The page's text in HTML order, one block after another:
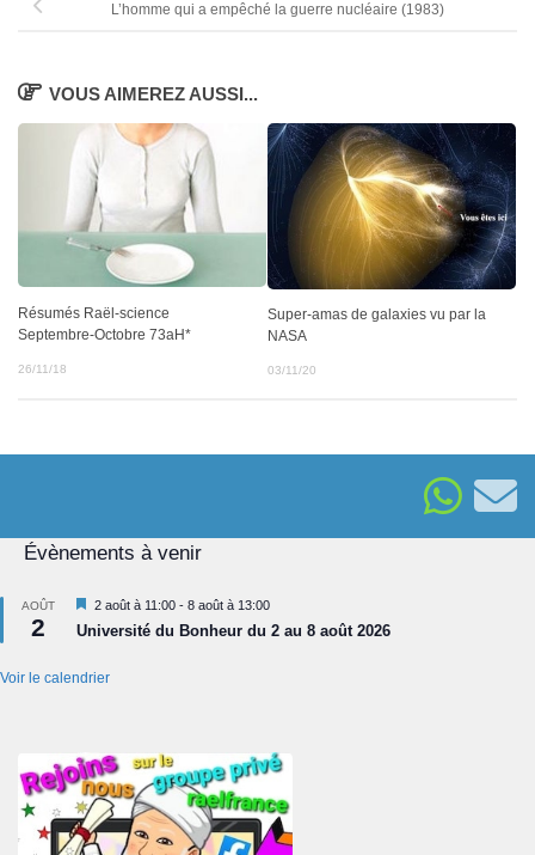
L’homme qui a empêché la guerre nucléaire (1983)
VOUS AIMEREZ AUSSI...
Résumés Raël-science
Septembre-Octobre 73aH*
26/11/18
Super-amas de galaxies vu par la
NASA
03/11/20
Évènements à venir
AOÛT
2
Mis
en
avant
2 août à 11:00 - 8 août à 13:00
Université du Bonheur du 2 au 8 août 2026
Voir le calendrier